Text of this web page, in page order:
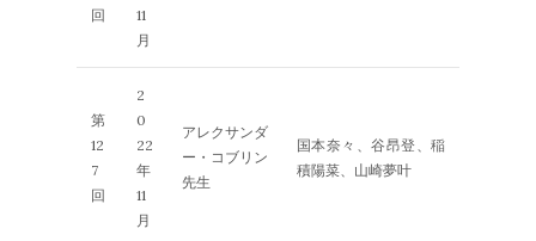
回
11
月
第
12
7
回
2
0
22
年
11
月
アレクサンダ
ー・コブリン
先生
国本奈々、谷昂登、稲
積陽菜、山崎夢叶